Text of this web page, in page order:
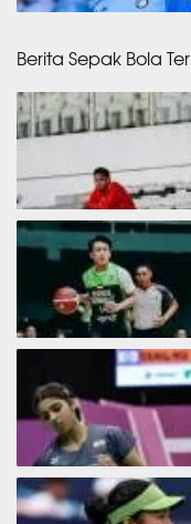
Berita Sepak Bola